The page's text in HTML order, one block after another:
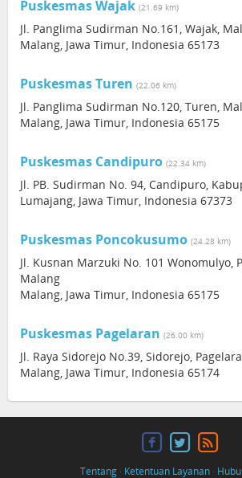
Puskesmas Wajak (21.69 km)
Jl. Panglima Sudirman No.161, Wajak,
Malang, Jawa Timur, Indonesia 65173
Puskesmas Turen (22.06 km)
Jl. Panglima Sudirman No.120, Turen,
Malang, Jawa Timur, Indonesia 65175
Puskesmas Candipuro (22.34 km)
Jl. PB. Sudirman No. 94, Candipuro,
Lumajang, Jawa Timur, Indonesia 67373
Puskesmas Poncokusumo (24.28 km)
Jl. Kusnan Marzuki No. 101 Wonomulyo,
Malang
Malang, Jawa Timur, Indonesia 65175
Puskesmas Pagelaran (26.00 km)
Jl. Raya Sidorejo No.39, Sidorejo,
Malang, Jawa Timur, Indonesia 65174
Tentang· Ketentuan Layanan·